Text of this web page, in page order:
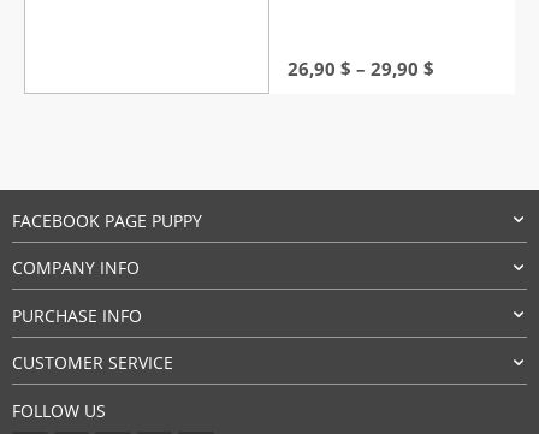
26,90 $ – 29,90 $
FACEBOOK PAGE PUPPY
COMPANY INFO
PURCHASE INFO
CUSTOMER SERVICE
FOLLOW US